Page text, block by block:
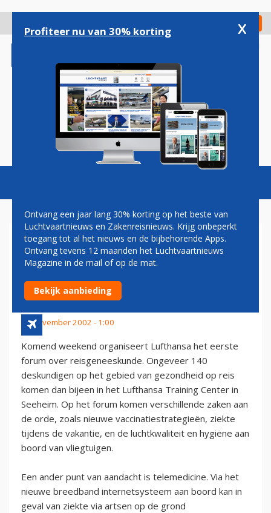
gaan
Check in
Magazine Podcasts Vacatures
LUFTHANSA ORGANISEERT
EERSTE 'HEALTHY TRAVEL'
FORUM
14 november 2002 - 1:00
Komend weekend organiseert Lufthansa het eerste
forum over reisgeneeskunde. Ongeveer 140
deskundigen op het gebied van gezondheid op reis
komen dan bijeen in het Lufthansa Training Center in
Seeheim. Op het forum komen verschillende zaken aan
de orde, zoals nieuwe vaccinatiestrategieën, ziekte
tijdens de vakantie, en de luchtkwaliteit en hygiëne aan
boord van vliegtuigen.
Een ander punt van aandacht is telemedicine. Via het
nieuwe breedband internetsysteem aan boord kan in
geval van ziekte via artsen op de grond
Profiteer nu van 30% korting x
Ontvang een jaar lang 30% korting op het beste van
Luchtvaartnieuws en Zakenreisnieuws. Krijg onbeperkt
toegang tot al het nieuws en de bijbehorende Apps.
Ontvang tevens 12 maanden het Luchtvaartnieuws
Magazine in de mail of op de mat.
Bekijk aanbieding